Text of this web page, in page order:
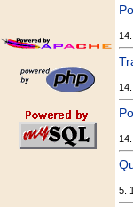
5.